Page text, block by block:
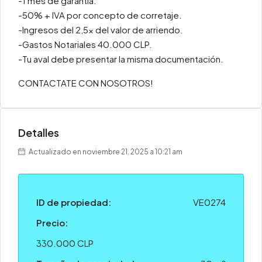
-50% + IVA por concepto de corretaje.
-Ingresos del 2,5x del valor de arriendo.
-Gastos Notariales 40.000 CLP.
-Tu aval debe presentar la misma documentación.
CONTACTATE CON NOSOTROS!
Detalles
Actualizado en noviembre 21, 2025 a 10:21 am
ID de propiedad:
VE0274
Precio:
330.000 CLP